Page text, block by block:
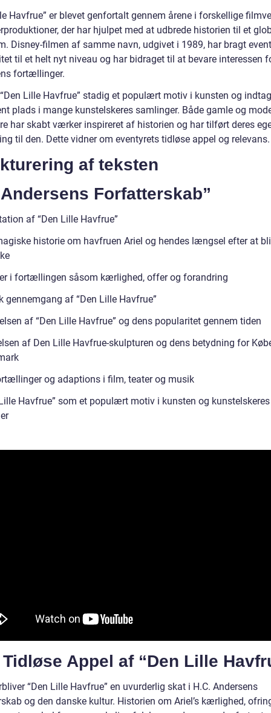
Havfrue” er blevet genfortalt gennem årene i forskellige
der har hjulpet med at udbrede historien til et
Disney-filmen af samme navn, udgivet i 1989, har bragt
til et helt nyt niveau og har bidraget til at bevare interessen
fortællinger.
Lille Havfrue” stadig et populært motiv i kunsten og
plads i mange kunstelskeres samlinger. Både gamle og
har skabt værker inspireret af historien og har tilført deres
til den. Dette vidner om eventyrets tidløse appel og relevans.
af teksten
Forfatterskab”
af “Den Lille Havfrue”
historie om havfruen Ariel og hendes længsel efter at
i fortællingen såsom kærlighed, offer og forandring
gennemgang af “Den Lille Havfrue”
af “Den Lille Havfrue” og dens popularitet gennem tiden
af Den Lille Havfrue-skulpturen og dens betydning for
og adaptions i film, teater og musik
Havfrue” som et populært motiv i kunsten og kunstelskeres
Appel af “Den Lille
“Den Lille Havfrue” en uvurderlig skat i H.C. Andersens
og den danske kultur. Historien om Ariel’s kærlighed,